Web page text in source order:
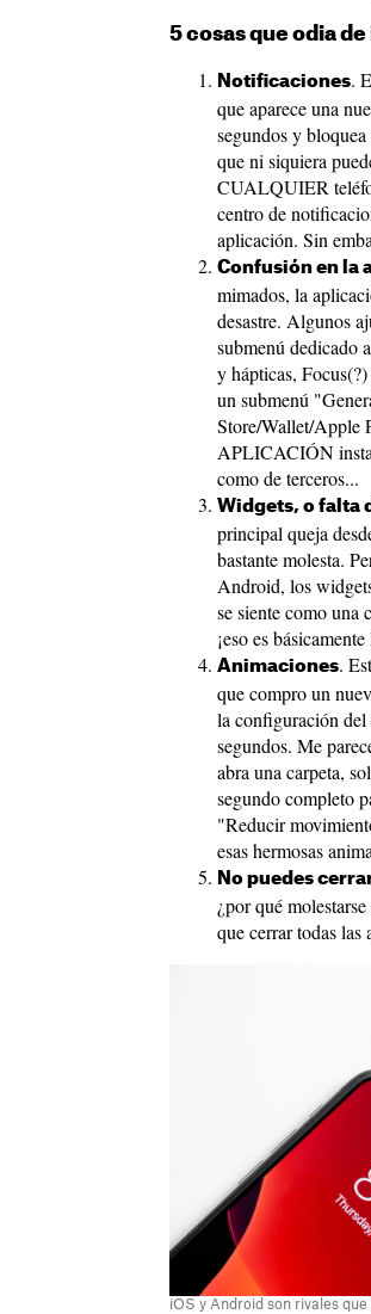
5 cosas que odia de
Notificaciones.
que aparece una
segundos y
que ni siquiera
CUALQUIER
centro de
aplicación. Sin
Confusión en la
mimados, la
desastre. Algunos
submenú dedicado
y hápticas,
un submenú
Store/Wallet/Apple
APLICACIÓN
como de terceros...
Widgets, o falta
principal queja
bastante molesta.
Android, los
se siente como una
¡eso es
Animaciones.
que compro un
la configuración del
segundos. Me
abra una carpeta,
segundo completo
"Reducir
esas hermosas
No puedes
¿por qué
que cerrar todas las
iOS y Android son rivales